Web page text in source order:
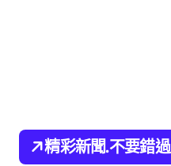
精彩新聞.不要錯過